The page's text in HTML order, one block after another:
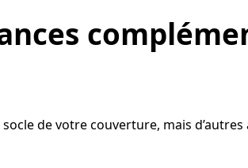
socle de votre couverture, mais